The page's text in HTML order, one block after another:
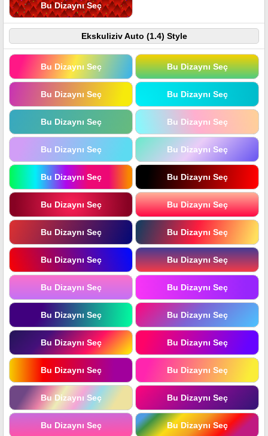
Bu Dizaynı Seç
Ekskuliziv Auto (1.4) Style
Bu Dizaynı Seç Bu Dizaynı Seç
Bu Dizaynı Seç Bu Dizaynı Seç
Bu Dizaynı Seç Bu Dizaynı Seç
Bu Dizaynı Seç Bu Dizaynı Seç
Bu Dizaynı Seç Bu Dizaynı Seç
Bu Dizaynı Seç Bu Dizaynı Seç
Bu Dizaynı Seç Bu Dizaynı Seç
Bu Dizaynı Seç Bu Dizaynı Seç
Bu Dizaynı Seç Bu Dizaynı Seç
Bu Dizaynı Seç Bu Dizaynı Seç
Bu Dizaynı Seç Bu Dizaynı Seç
Bu Dizaynı Seç Bu Dizaynı Seç
Bu Dizaynı Seç Bu Dizaynı Seç
Bu Dizaynı Seç Bu Dizaynı Seç